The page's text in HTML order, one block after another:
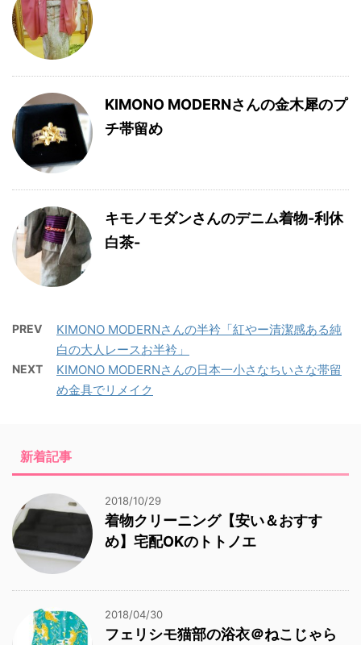
KIMONO MODERNさんの金木犀のプ
チ帯留め
キモノモダンさんのデニム着物-利休
白茶-
PREV
KIMONO MODERNさんの半衿「紅やー清潔感ある純
白の大人レースお半衿」
NEXT
KIMONO MODERNさんの日本一小さなちいさな帯留
め金具でリメイク
新着記事
2018/10/29
着物クリーニング【安い＆おすす
め】宅配OKのトトノエ
2018/04/30
フェリシモ猫部の浴衣＠ねこじゃら